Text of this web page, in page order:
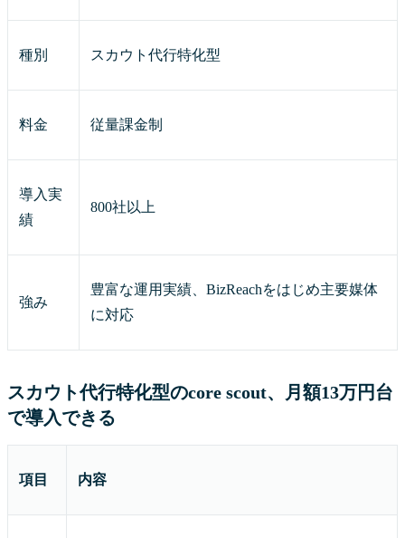
種別 スカウト代行特化型
料金 従量課金制
導入実
績
800社以上
強み
豊富な運用実績、BizReachをはじめ主要媒体
に対応
スカウト代行特化型のcore scout、月額13万円台
で導入できる
項目 内容